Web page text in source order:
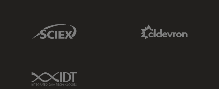
Sciex Link
IDT Link